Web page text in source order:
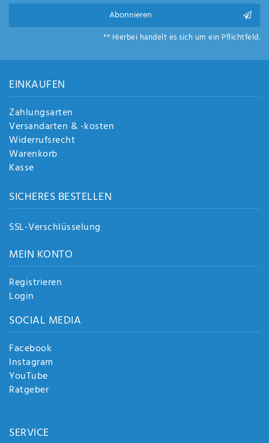
gelesen
rag
e
sen
de
n
Abonnieren
** Hierbei handelt es sich um ein Pflichtfeld.
EINKAUFEN
Zahlungsarten
Versandarten & -kosten
Widerrufsrecht
Warenkorb
Kasse
SICHERES BESTELLEN
SSL-Verschlüsselung
MEIN KONTO
Registrieren
Login
SOCIAL MEDIA
Facebook
Instagram
YouTube
Ratgeber
SERVICE